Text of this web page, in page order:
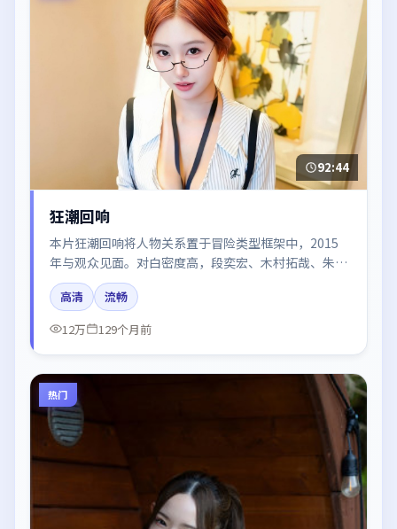
92:44
狂潮回响
本片狂潮回响将人物关系置于冒险类型框架中，2015
年与观众见面。对白密度高，段奕宏、木村拓哉、朱一
龙、沈腾、易烊千玺的台词节奏值得关注；整体气质偏
法国都市与冷色调摄影。
高清
流畅
12万
129个月前
热门